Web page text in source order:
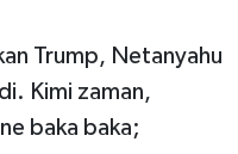
Trump, Netanyahu
Kimi zaman,
baka baka;